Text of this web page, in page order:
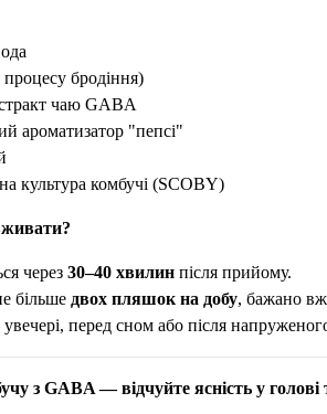
бродіння)
чаю GABA
ароматизатор "пепсі"
культура комбучі (SCOBY)
через 30–40 хвилин після прийому.
більше двох пляшок на добу, бажано
перед сном або після
з GABA — відчуйте ясність у голові